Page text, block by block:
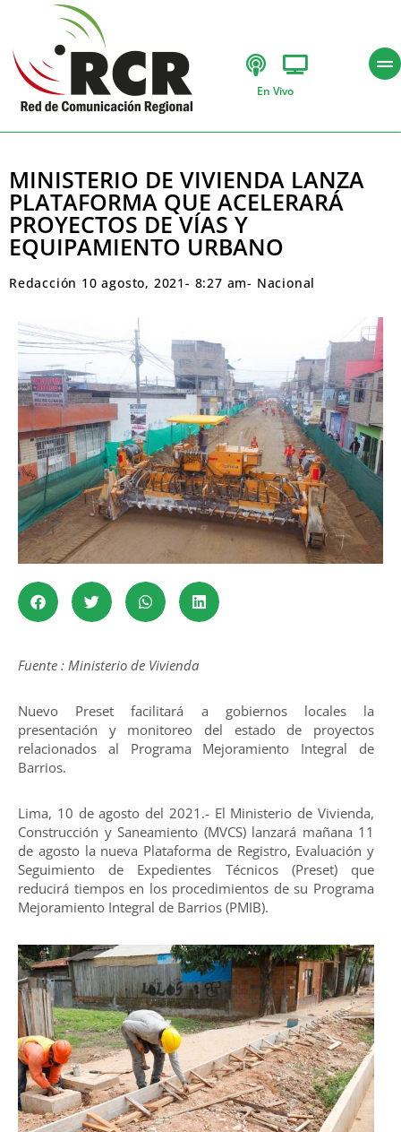
En Vivo
MINISTERIO DE VIVIENDA LANZA
PLATAFORMA QUE ACELERARÁ
PROYECTOS DE VÍAS Y
EQUIPAMIENTO URBANO
Redacción 10 agosto, 2021- 8:27 am- Nacional
Fuente : Ministerio de Vivienda
Nuevo Preset facilitará a gobiernos locales la
presentación y monitoreo del estado de proyectos
relacionados al Programa Mejoramiento Integral de
Barrios.
Lima, 10 de agosto del 2021.- El Ministerio de Vivienda,
Construcción y Saneamiento (MVCS) lanzará mañana 11
de agosto la nueva Plataforma de Registro, Evaluación y
Seguimiento de Expedientes Técnicos (Preset) que
reducirá tiempos en los procedimientos de su Programa
Mejoramiento Integral de Barrios (PMIB).